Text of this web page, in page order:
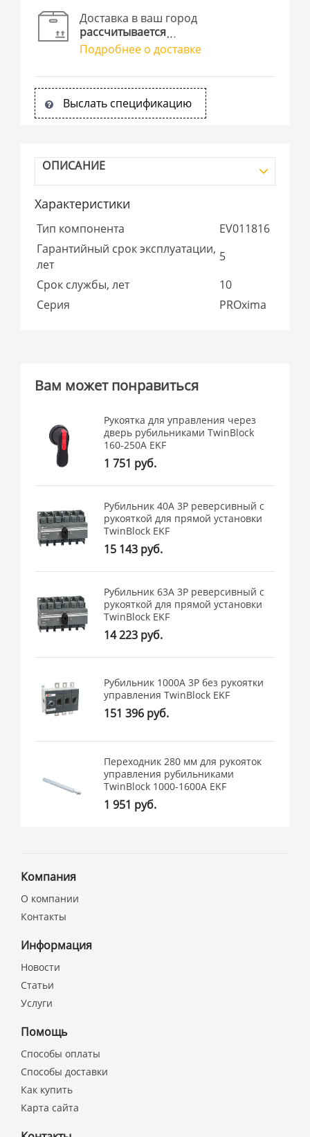
Доставка в ваш город
рассчитывается
Подробнее о доставке
Выслать спецификацию
ОПИСАНИЕ
Характеристики
Тип компонента
EV011816
Гарантийный срок эксплуатации,
лет
5
Срок службы, лет
10
Серия
PROxima
Вам может понравиться
Рукоятка для управления через
дверь рубильниками TwinBlock
160-250А EKF
1 751 руб.
Рубильник 40A 3P реверсивный c
рукояткой для прямой установки
TwinBlock EKF
15 143 руб.
Рубильник 63A 3P реверсивный c
рукояткой для прямой установки
TwinBlock EKF
14 223 руб.
Рубильник 1000A 3P без рукоятки
управления TwinBlock EKF
151 396 руб.
Переходник 280 мм для рукояток
управления рубильниками
TwinBlock 1000-1600А EKF
1 951 руб.
Компания
О компании
Контакты
Информация
Новости
Статьи
Услуги
Помощь
Способы оплаты
Способы доставки
Как купить
Карта сайта